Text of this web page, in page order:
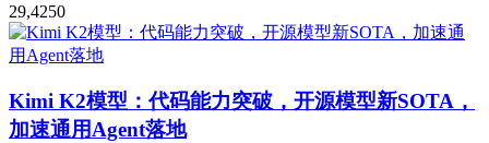
29,4250
Kimi K2模型：代码能力突破，开源模型新SOTA，
加速通用Agent落地